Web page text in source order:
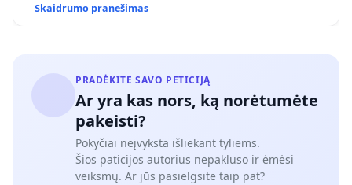
Skaidrumo pranešimas
PRADĖKITE SAVO PETICIJĄ
Ar yra kas nors, ką norėtumėte
pakeisti?
Pokyčiai neįvyksta išliekant tyliems.
Šios paticijos autorius nepakluso ir ėmėsi
veiksmų. Ar jūs pasielgsite taip pat?